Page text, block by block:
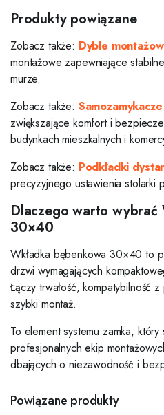
Produkty powiązane
Zobacz także: Dyble
montażowe zapewniające
murze.
Zobacz także:
zwiększające komfort i
budynkach mieszkalnych i
Zobacz także: Podkładki
precyzyjnego ustawienia stolarki
Dlaczego warto wybrać
30×40
Wkładka bębenkowa 30×40 to
drzwi wymagających
Łączy trwałość, kompatybilność
szybki montaż.
To element systemu zamka, który
profesjonalnych ekip
dbających o niezawodność i
Powiązane produkty